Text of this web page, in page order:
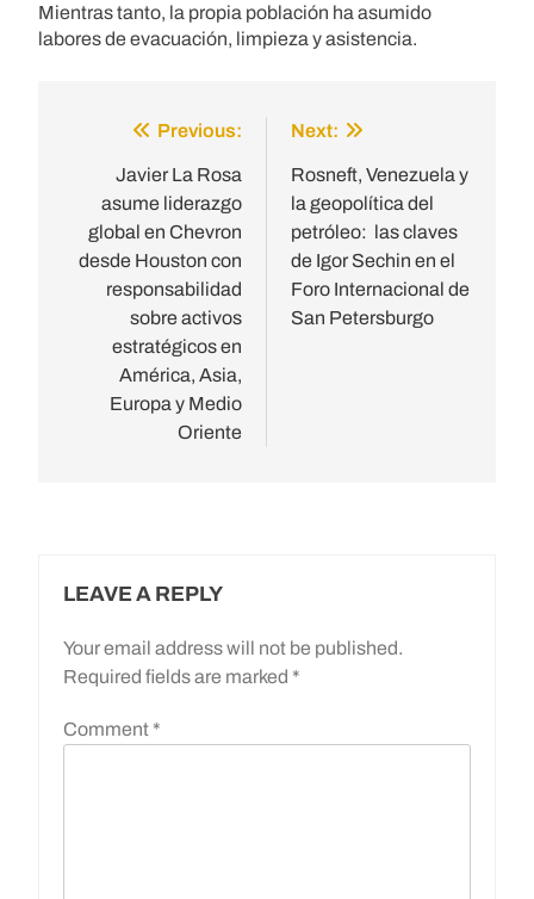
Mientras tanto, la propia población ha asumido
labores de evacuación, limpieza y asistencia.
navigation
Previous:
Javier La Rosa
asume liderazgo
global en Chevron
desde Houston con
responsabilidad
sobre activos
estratégicos en
América, Asia,
Europa y Medio
Oriente
Next:
Rosneft, Venezuela y
la geopolítica del
petróleo: las claves
de Igor Sechin en el
Foro Internacional de
San Petersburgo
LEAVE A REPLY
Your email address will not be published.
Required fields are marked *
Comment *